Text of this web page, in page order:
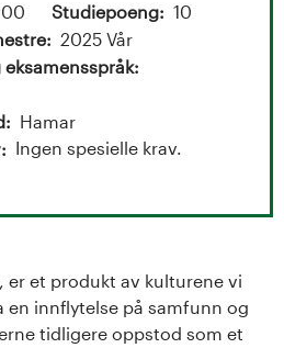
Studiepoeng
10
2025 Vår
Hamar
Ingen spesielle krav.
er et produkt av kulturene vi
en innflytelse på samfunn og
tidligere oppstod som et